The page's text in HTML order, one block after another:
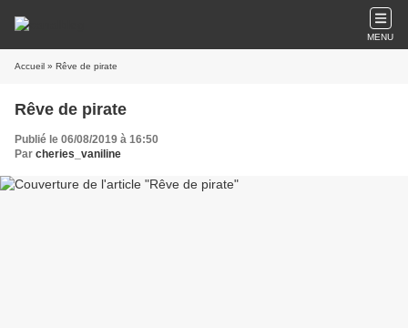
MENU
Accueil » Rêve de pirate
Rêve de pirate
Publié le 06/08/2019 à 16:50
Par cheries_vaniline